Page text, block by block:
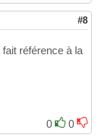
#8
référence à la
0
0